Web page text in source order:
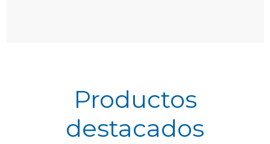
Productos
destacados